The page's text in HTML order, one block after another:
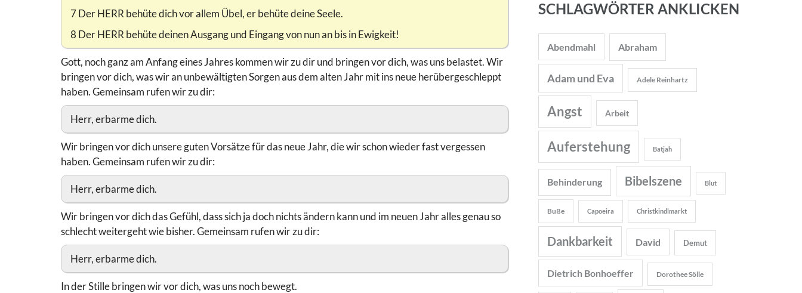
7 Der HERR behüte dich vor allem Übel, er behüte deine Seele.
8 Der HERR behüte deinen Ausgang und Eingang von nun an bis in Ewigkeit!
Gott, noch ganz am Anfang eines Jahres kommen wir zu dir und bringen vor dich, was uns belastet. Wir
bringen vor dich, was wir an unbewältigten Sorgen aus dem alten Jahr mit ins neue herübergeschleppt
haben. Gemeinsam rufen wir zu dir:
Herr, erbarme dich.
Wir bringen vor dich unsere guten Vorsätze für das neue Jahr, die wir schon wieder fast vergessen
haben. Gemeinsam rufen wir zu dir:
Herr, erbarme dich.
Wir bringen vor dich das Gefühl, dass sich ja doch nichts ändern kann und im neuen Jahr alles genau so
schlecht weitergeht wie bisher. Gemeinsam rufen wir zu dir:
Herr, erbarme dich.
In der Stille bringen wir vor dich, was uns noch bewegt.
SCHLAGWÖRTER ANKLICKEN
Abendmahl Abraham
Adam und Eva Adele Reinhartz
Angst Arbeit
Auferstehung Batjah
Behinderung Bibelszene Blut
Buße Capoeira Christkindlmarkt
Dankbarkeit David Demut
Dietrich Bonhoeffer Dorothee Sölle